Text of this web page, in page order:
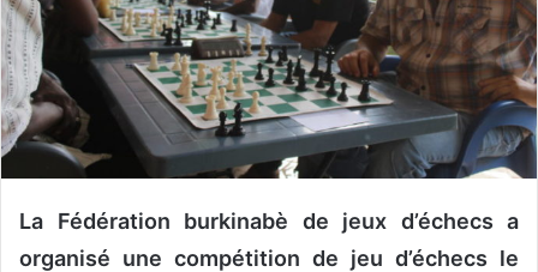
n
c
o
u
r
r
e
La Fédération burkinabè de jeux d’échecs a
organisé une compétition de jeu d’échecs le